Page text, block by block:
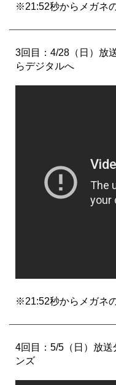
※21:52秒からメガネ
3回目：4/28（日）放
らデジタルへ
※21:52秒からメガネ
4回目：5/5（日）放
ンズ